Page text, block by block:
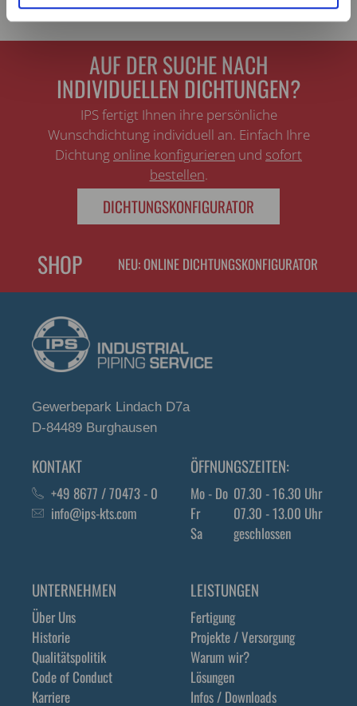
AUF DER SUCHE NACH
INDIVIDUELLEN DICHTUNGEN?
IPS fertigt Ihnen ihre persönliche
Wunschdichtung individuell an. Einfach Ihre
Dichtung online konfigurieren und sofort
bestellen.
DICHTUNGSKONFIGURATOR
SHOP NEU: ONLINE DICHTUNGSKONFIGURATOR
Gewerbepark Lindach D7a
D-84489 Burghausen
KONTAKT
+49 8677 / 70473 - 0
info@ips-kts.com
ÖFFNUNGSZEITEN:
Mo - Do 07.30 - 16.30 Uhr
Fr
07.30 - 13.00 Uhr
Sa
geschlossen
UNTERNEHMEN
Über Uns
Historie
Qualitätspolitik
Code of Conduct
Karriere
LEISTUNGEN
Fertigung
Projekte / Versorgung
Warum wir?
Lösungen
Infos / Downloads